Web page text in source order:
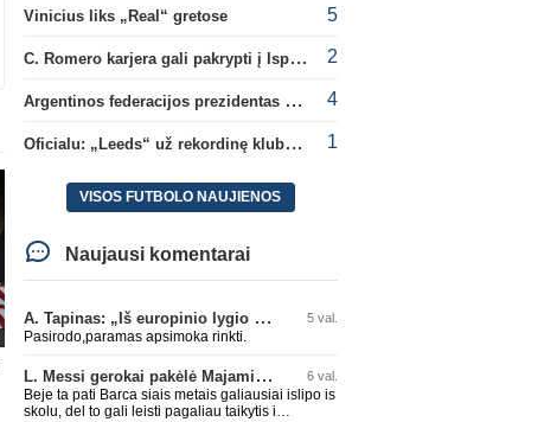
Vinicius liks „Real“ gretose 5
C. Romero karjera gali pakrypti į Ispaniją 2
Argentinos federacijos prezidentas C. Tapia negailėjo pagyrų G. Infantino 4
Oficialu: „Leeds“ už rekordinę klubui sumą įsigijo Anglijos rinktinės vartininką 1
VISOS FUTBOLO NAUJIENOS
Naujausi komentarai
A. Tapinas: „Iš europinio lygio komandos gavom gerų pamokų“ 5 val.
Pasirodo,paramas apsimoka rinkti.
L. Messi gerokai pakėlė Majamio „Inter“ komandos vertę 6 val.
Beje ta pati Barca siais metais galiausiai islipo is
skolu, del to gali leisti pagaliau taikytis i